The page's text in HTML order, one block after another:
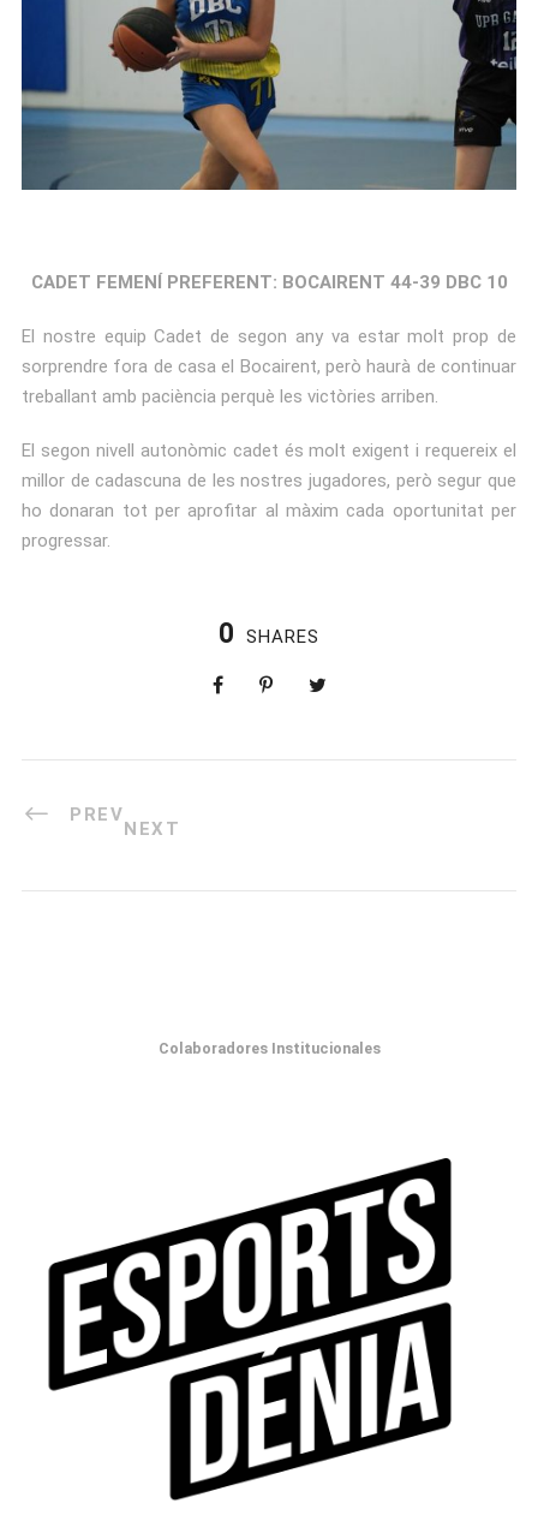
CADET FEMENÍ PREFERENT: BOCAIRENT 44-39 DBC 10
El nostre equip Cadet de segon any va estar molt prop de
sorprendre fora de casa el Bocairent, però haurà de continuar
treballant amb paciència perquè les victòries arriben.
El segon nivell autonòmic cadet és molt exigent i requereix el
millor de cadascuna de les nostres jugadores, però segur que
ho donaran tot per aprofitar al màxim cada oportunitat per
progressar.
0 SHARES
PREV
NEXT
Colaboradores Institucionales